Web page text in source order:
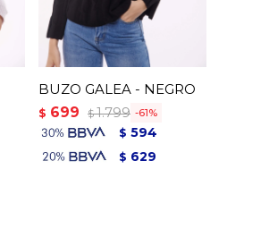
BUZO GALEA - NEGRO
$ 699 $ 1.799 61
$ 594
$ 629